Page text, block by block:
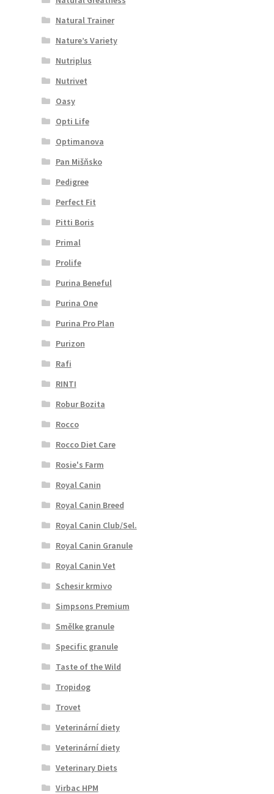
Natural Trainer
Nature’s Variety
Nutriplus
Nutrivet
Oasy
Opti Life
Optimanova
Pan Mišňsko
Pedigree
Perfect Fit
Pitti Boris
Primal
Prolife
Purina Beneful
Purina One
Purina Pro Plan
Purizon
Rafi
RINTI
Robur Bozita
Rocco
Rocco Diet Care
Rosie's Farm
Royal Canin
Royal Canin Breed
Royal Canin Club/Sel.
Royal Canin Granule
Royal Canin Vet
Schesir krmivo
Simpsons Premium
Smělke granule
Specific granule
Taste of the Wild
Tropidog
Trovet
Veterinární diety
Veterinární diety
Veterinary Diets
Virbac HPM